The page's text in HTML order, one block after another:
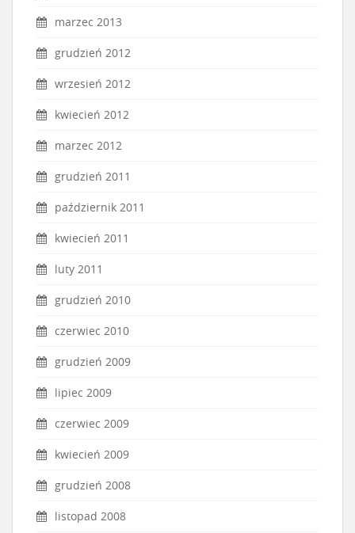
marzec 2013
grudzień 2012
wrzesień 2012
kwiecień 2012
marzec 2012
grudzień 2011
październik 2011
kwiecień 2011
luty 2011
grudzień 2010
czerwiec 2010
grudzień 2009
lipiec 2009
czerwiec 2009
kwiecień 2009
grudzień 2008
listopad 2008